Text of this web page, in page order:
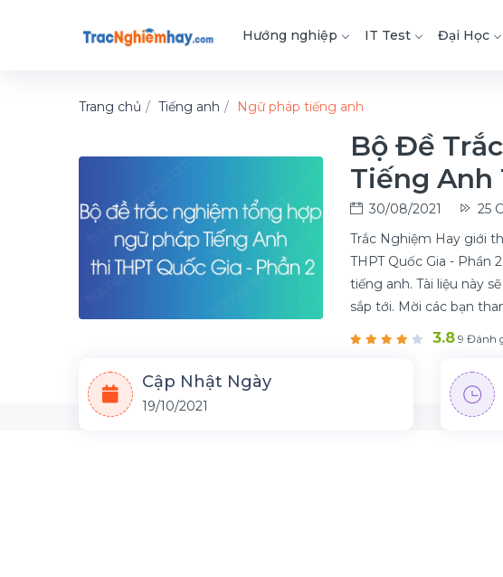
Hướng nghiệp IT Test Đại Học
Trang chủ Tiếng anh Ngữ pháp tiếng anh
Bộ Đề
Tiếng Anh
30/08/2021 25
Trắc Nghiệm Hay giới
THPT Quốc Gia - Phần
tiếng anh. Tài liệu này
sắp tới. Mời các bạn
3.8 9 Đánh
Cập Nhật Ngày
19/10/2021